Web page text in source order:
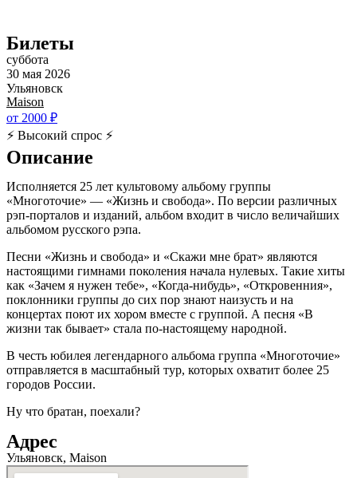
Билеты
суббота
30 мая 2026
Ульяновск
Maison
от 2000 ₽
⚡ Высокий спрос ⚡
Описание
Исполняется 25 лет культовому альбому группы
«Многоточие» — «Жизнь и свобода». По версии различных
рэп-порталов и изданий, альбом входит в число величайших
альбомом русского рэпа.
Песни «Жизнь и свобода» и «Скажи мне брат» являются
настоящими гимнами поколения начала нулевых. Такие хиты
как «Зачем я нужен тебе», «Когда-нибудь», «Откровенния»,
поклонники группы до сих пор знают наизусть и на
концертах поют их хором вместе с группой. А песня «В
жизни так бывает» стала по-настоящему народной.
В честь юбилея легендарного альбома группа «Многоточие»
отправляется в масштабный тур, которых охватит более 25
городов России.
Ну что братан, поехали?
Адрес
Ульяновск, Maison